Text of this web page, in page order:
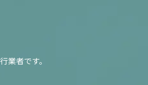
業者です。